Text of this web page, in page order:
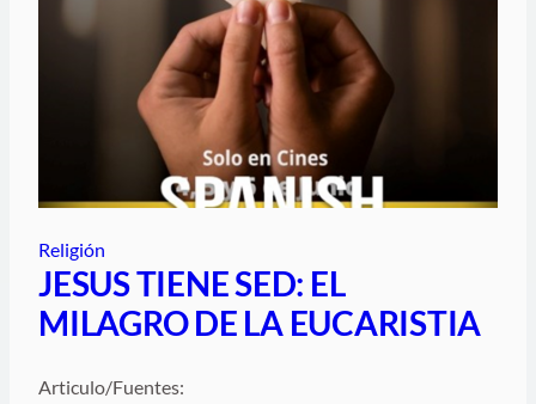
Religión
JESUS TIENE SED: EL
MILAGRO DE LA EUCARISTIA
Articulo/Fuentes: